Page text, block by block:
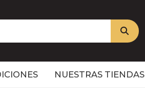
NUESTRAS TIENDAS